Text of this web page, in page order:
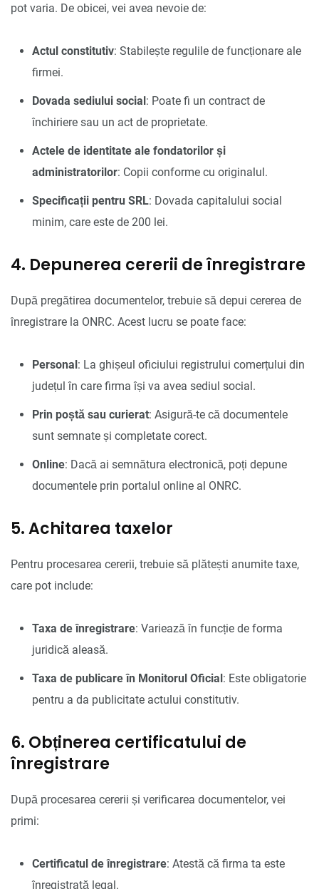
pot varia. De obicei, vei avea nevoie de:
Actul constitutiv: Stabilește regulile de funcționare ale
firmei.
Dovada sediului social: Poate fi un contract de
închiriere sau un act de proprietate.
Actele de identitate ale fondatorilor și
administratorilor: Copii conforme cu originalul.
Specificații pentru SRL: Dovada capitalului social
minim, care este de 200 lei.
4. Depunerea cererii de înregistrare
După pregătirea documentelor, trebuie să depui cererea de
înregistrare la ONRC. Acest lucru se poate face:
Personal: La ghișeul oficiului registrului comerțului din
județul în care firma își va avea sediul social.
Prin poștă sau curierat: Asigură-te că documentele
sunt semnate și completate corect.
Online: Dacă ai semnătura electronică, poți depune
documentele prin portalul online al ONRC.
5. Achitarea taxelor
Pentru procesarea cererii, trebuie să plătești anumite taxe,
care pot include:
Taxa de înregistrare: Variează în funcție de forma
juridică aleasă.
Taxa de publicare în Monitorul Oficial: Este obligatorie
pentru a da publicitate actului constitutiv.
6. Obținerea certificatului de
înregistrare
După procesarea cererii și verificarea documentelor, vei
primi:
Certificatul de înregistrare: Atestă că firma ta este
înregistrată legal.